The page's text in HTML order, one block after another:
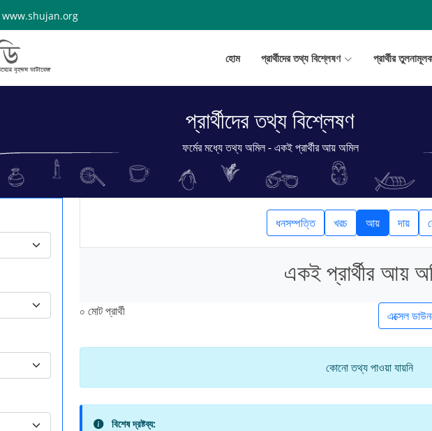
www.shujan.org
হোম প্রার্থীদের তথ্য বিশ্লেষণ প্রার্থীর
প্রার্থীদের তথ্য বিশ্লেষণ
ফর্মের মধ্যে তথ্য অমিল - একই প্রার্থীর আয় অমিল
ধনসম্পত্তি খরচ আয় দায়
একই প্রার্থীর আয়
০ মোট প্রার্থী এক্সেল
কোনো তথ্য পাওয়া যায়নি
বিশেষ দ্রষ্টব্য: